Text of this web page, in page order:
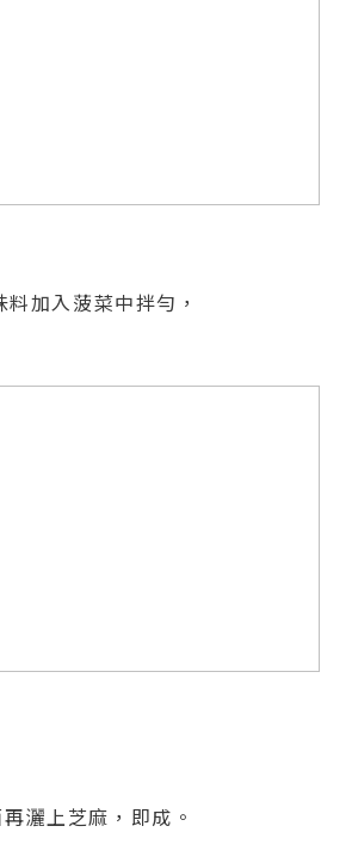
加入菠菜中拌勻，
灑上芝麻，即成。